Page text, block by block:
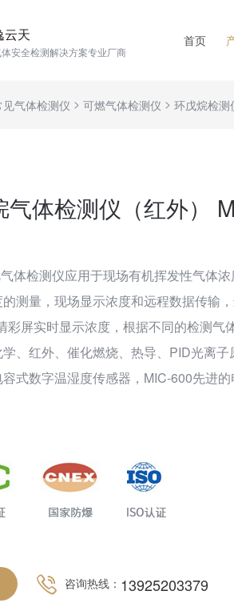
云天
安全检测解决方案专业厂商
首页
见气体检测仪 > 可燃气体检测仪 > 环戊烷检测
气体检测仪（红外）
体检测仪应用于现场有机挥发性气体
测量，现场显示浓度和远程数据传输
彩屏实时显示浓度，根据不同的检测气
、红外、催化燃烧、热导、PID光离子
式数字温湿度传感器，MIC-600先进的
多功能型固定式复合气体检测报警仪。
体的纯度。坚固耐用的防爆外壳和氟碳
所和强酸强碱的腐蚀性环境，耐磨损，
咨询热线： 13925203379